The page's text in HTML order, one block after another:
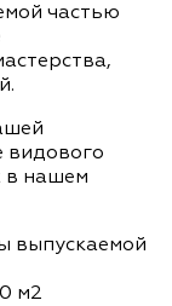
частью
видового
в нашем
выпускаемой
м2